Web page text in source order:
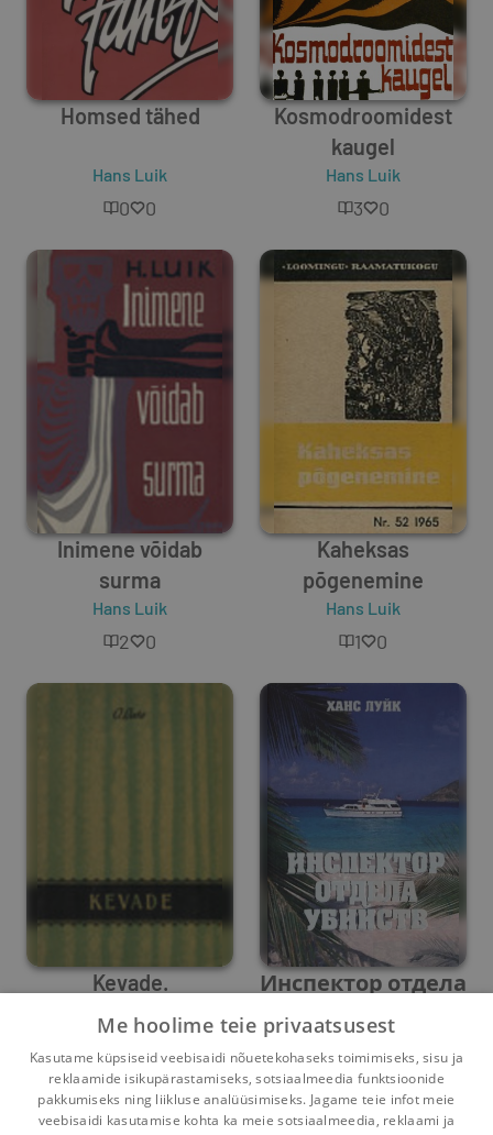
Homsed tähed
Hans Luik
0 0
Kosmodroomidest
kaugel
Hans Luik
3 0
Inimene võidab
surma
Hans Luik
2 0
Kaheksas
põgenemine
Hans Luik
1 0
Kevade.
Dramatiseering 5
1 1
Инспектор отдела
0 0
Me hoolime teie privaatsusest
Kasutame küpsiseid veebisaidi nõuetekohaseks toimimiseks, sisu ja
reklaamide isikupärastamiseks, sotsiaalmeedia funktsioonide
pakkumiseks ning liikluse analüüsimiseks. Jagame teie infot meie
veebisaidi kasutamise kohta ka meie sotsiaalmeedia, reklaami ja